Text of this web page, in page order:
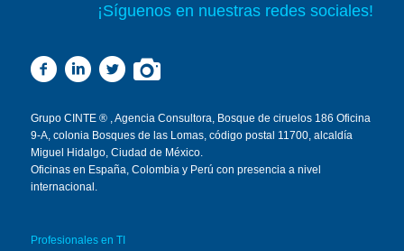
¡Síguenos en nuestras redes sociales!
Grupo CINTE ® , Agencia Consultora, Bosque de ciruelos 186 Oficina
9-A, colonia Bosques de las Lomas, código postal 11700, alcaldía
Miguel Hidalgo, Ciudad de México.
Oficinas en España, Colombia y Perú con presencia a nivel
internacional.
Profesionales en TI